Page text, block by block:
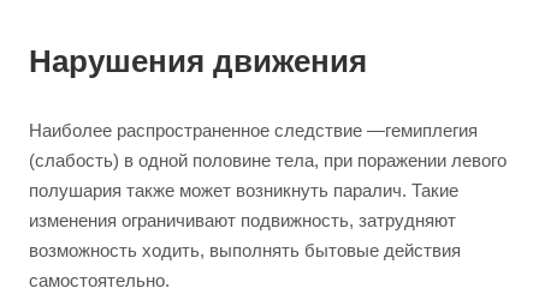
Нарушения движения
Наиболее распространенное следствие —гемиплегия
(слабость) в одной половине тела, при поражении левого
полушария также может возникнуть паралич. Такие
изменения ограничивают подвижность, затрудняют
возможность ходить, выполнять бытовые действия
самостоятельно.